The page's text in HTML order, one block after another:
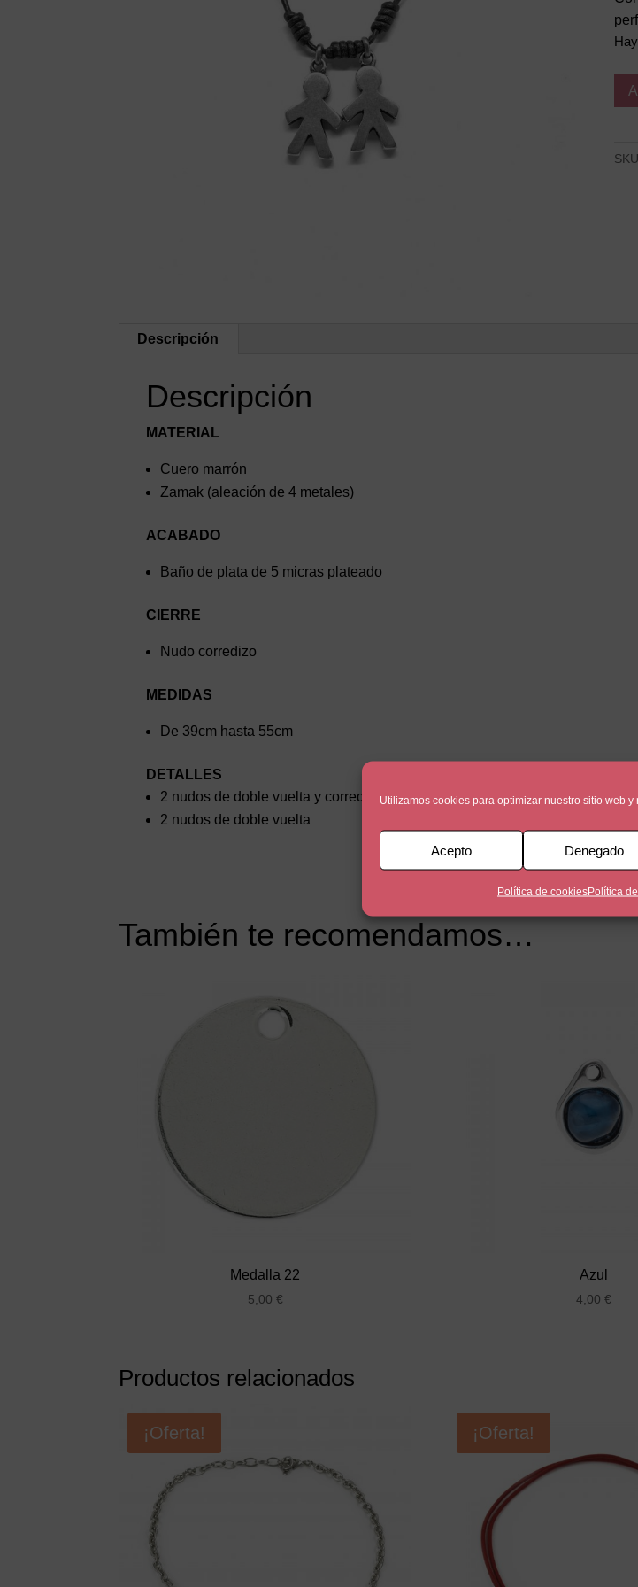
Utilizamos cookies para optimizar nuestro sitio web y
Acepto Denegado
Política de cookiesPolítica
Descripción
Descripción
MATERIAL
Cuero marrón
Zamak (aleación de 4 metales)
ACABADO
Baño de plata de 5 micras plateado
CIERRE
Nudo corredizo
MEDIDAS
De 39cm hasta 55cm
DETALLES
2 nudos de doble vuelta y corredizos
2 nudos de doble vuelta
También te recomendamos…
Medalla 22
5,00 €
Azul
4,00€
Productos relacionados
¡Oferta! ¡Oferta!